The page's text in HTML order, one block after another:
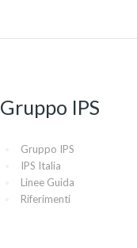
Gruppo IPS
Gruppo IPS
IPS Italia
Linee Guida
Riferimenti